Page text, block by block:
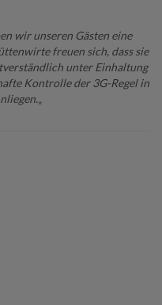
wir unseren Gästen eine
freuen sich, dass sie
unter Einhaltung
Kontrolle der 3G-Regel in
„